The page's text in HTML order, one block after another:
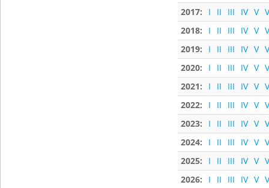
2017:
I II III IV V
2018:
I II III IV V
2019:
I II III IV V
2020:
I II III IV V
2021:
I II III IV V
2022:
I II III IV V
2023:
I II III IV V
2024:
I II III IV V
2025:
I II III IV V
2026:
I II III IV V